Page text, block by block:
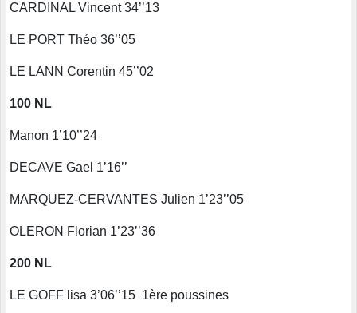
CARDINAL Vincent 34’’13
LE PORT Théo 36’’05
LE LANN Corentin 45’’02
100 NL
Manon 1’10’’24
DECAVE Gael 1’16’’
MARQUEZ-CERVANTES Julien 1’23’’05
OLERON Florian 1’23’’36
200 NL
LE GOFF lisa 3’06’’15 1ère poussines